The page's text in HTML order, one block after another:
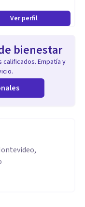
Ver perfil
bienestar
Empatía y